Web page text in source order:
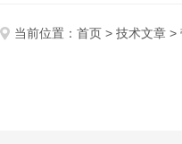
当前位置： 首页 > 技术文章 >